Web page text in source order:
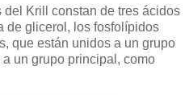
Krill constan de tres ácidos
de glicerol, los fosfolípidos
que están unidos a un grupo
un grupo principal, como